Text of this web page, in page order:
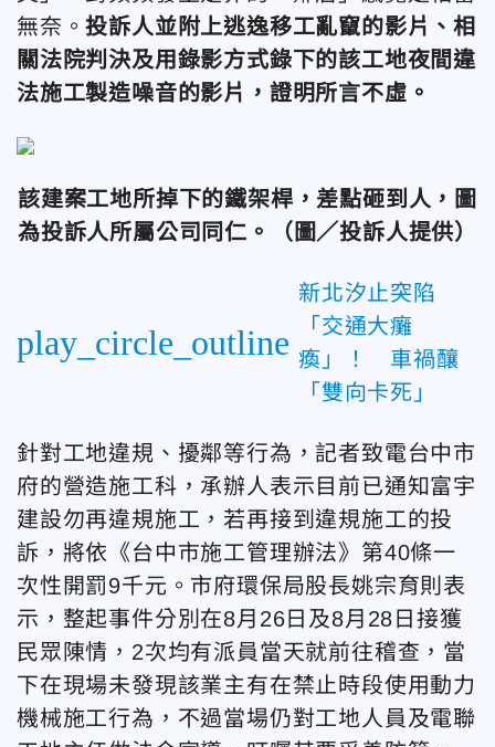
無奈。投訴人並附上逃逸移工亂竄的影片、相
關法院判決及用錄影方式錄下的該工地夜間違
法施工製造噪音的影片，證明所言不虛。
該建案工地所掉下的鐵架桿，差點砸到人，圖
為投訴人所屬公司同仁。
（圖／投訴人提供）
play_circle_outline
新北汐止突陷
「交通大癱
瘓」！ 車禍釀
「雙向卡死」
針對工地違規、擾鄰等行為，記者致電台中市
府的營造施工科，承辦人表示目前已通知富宇
建設勿再違規施工，若再接到違規施工的投
訴，將依《台中市施工管理辦法》第40條一
次性開罰9千元。市府環保局股長姚宗育則表
示，整起事件分別在8月26日及8月28日接獲
民眾陳情，2次均有派員當天就前往稽查，當
下在現場未發現該業主有在禁止時段使用動力
機械施工行為，不過當場仍對工地人員及電聯